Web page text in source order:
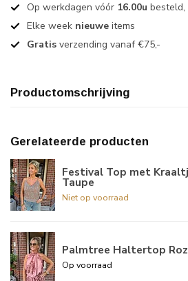
Op werkdagen vóór 16.00u besteld,
Elke week nieuwe items
Gratis verzending vanaf €75,-
Productomschrijving
Gerelateerde producten
Festival Top met
Taupe
Niet op voorraad
Palmtree Haltertop
Op voorraad